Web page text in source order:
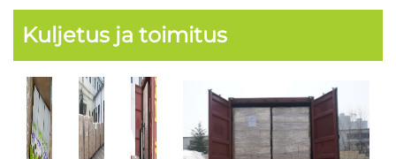
Kuljetus ja toimitus